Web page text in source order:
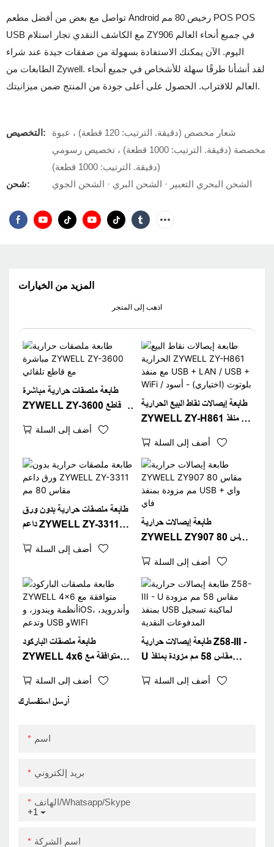
تواصل مع بعض من أفضل مطعم Android رخيص 80 مم POS POS
USB مع الكاشف النقدي تجار استلام ZY906 في جميع أنحاء العالم
اليوم. الآن يمكنك الاستفادة بسهولة من صفقات جيدة عند شراء
الطابعات من Zywell. لقد أنشأنا طرقًا سهلة للأشخاص في جميع أنحاء
العالم للاقتراب. الحصول على أعلى جودة من المنتج ضمن ميزانيتك.
التخصيص:
شعار مخصص (دقيقة. الترتيب: 120 قطعة) ، عبوة
مخصصة (دقيقة. الترتيب: 1000 قطعة) ، تخصيص رسومي
(دقيقة. الترتيب: 1000 قطعة)
شحن:
الشحن البحري التعبير · الشحن البري · الشحن الجوي
المزيد من الخيارات
اذهب إلى المتجر
طابعة ملصقات حرارية مباشرة
ZYWELL ZY-3600 مع قاطع
أضف إلى السلة
طابعة إيصالات نقاط البيع الحرارية
ZYWELL ZY-H861 مع منفذ
WiFi / بلوتوث (اختياري) - أسود
أضف إلى السلة
طابعة ملصقات حرارية بدون ورق
داعم ZYWELL ZY-3311
أضف إلى السلة
طابعة إيصالات حرارية
ZYWELL ZY907 مقاس 80
أضف إلى السلة
طابعة ملصقات الباركود
ZYWELL 4x6 متوافقة مع
وتدعم USB وWIFI
أضف إلى السلة
طابعة إيصالات حرارية Z58-III -
U مقاس 58 مم مزودة بمنفذ
النقديةأضف إلى السلة
أرسل استفسارك
اسم
بريد إلكتروني
+1
الهاتف/Whatsapp/Skype
اسم الشركة